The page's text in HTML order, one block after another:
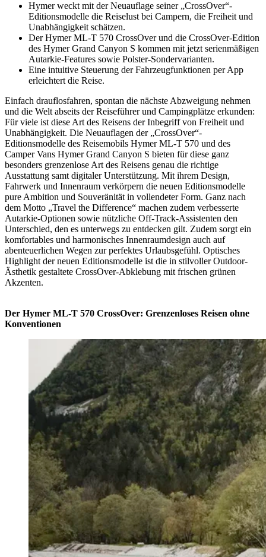
Hymer weckt mit der Neuauflage seiner „CrossOver“-
Editionsmodelle die Reiselust bei Campern, die Freiheit und
Unabhängigkeit schätzen.
Der Hymer ML-T 570 CrossOver und die CrossOver-Edition
des Hymer Grand Canyon S kommen mit jetzt serienmäßigen
Autarkie-Features sowie Polster-Sondervarianten.
Eine intuitive Steuerung der Fahrzeugfunktionen per App
erleichtert die Reise.
Einfach drauflosfahren, spontan die nächste Abzweigung nehmen
und die Welt abseits der Reiseführer und Campingplätze erkunden:
Für viele ist diese Art des Reisens der Inbegriff von Freiheit und
Unabhängigkeit. Die Neuauflagen der „CrossOver“-
Editionsmodelle des Reisemobils Hymer ML-T 570 und des
Camper Vans Hymer Grand Canyon S bieten für diese ganz
besonders grenzenlose Art des Reisens genau die richtige
Ausstattung samt digitaler Unterstützung. Mit ihrem Design,
Fahrwerk und Innenraum verkörpern die neuen Editionsmodelle
pure Ambition und Souveränität in vollendeter Form. Ganz nach
dem Motto „Travel the Difference“ machen zudem verbesserte
Autarkie-Optionen sowie nützliche Off-Track-Assistenten den
Unterschied, den es unterwegs zu entdecken gilt. Zudem sorgt ein
komfortables und harmonisches Innenraumdesign auch auf
abenteuerlichen Wegen zur perfektes Urlaubsgefühl. Optisches
Highlight der neuen Editionsmodelle ist die in stilvoller Outdoor-
Ästhetik gestaltete CrossOver-Abklebung mit frischen grünen
Akzenten.
Der Hymer ML-T 570 CrossOver: Grenzenloses Reisen ohne
Konventionen